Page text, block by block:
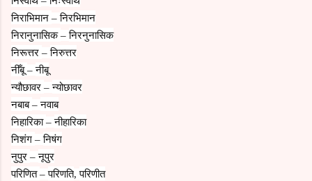
निराभिमान –निरभिमान
निरानुनासिक–निरनुनासिक
निरूत्तर –निरुत्तर
नीँबू–नीबू
न्यौछावर –न्योछावर
नबाब–नवाब
निहारिका–नीहारिका
निशंग –निषंग
नुपुर –नूपुर
परिणित–परिणति,परिणीत